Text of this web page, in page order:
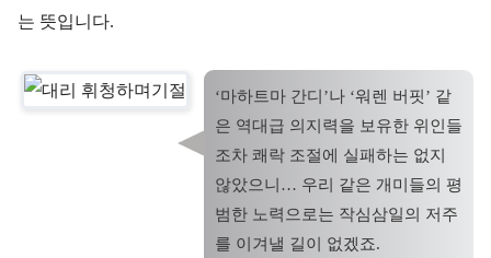
는 뜻입니다.
‘마하트마 간디’나 ‘워렌 버핏’ 같
은 역대급 의지력을 보유한 위인들
조차 쾌락 조절에 실패하는 없지
않았으니… 우리 같은 개미들의 평
범한 노력으로는 작심삼일의 저주
를 이겨낼 길이 없겠죠.